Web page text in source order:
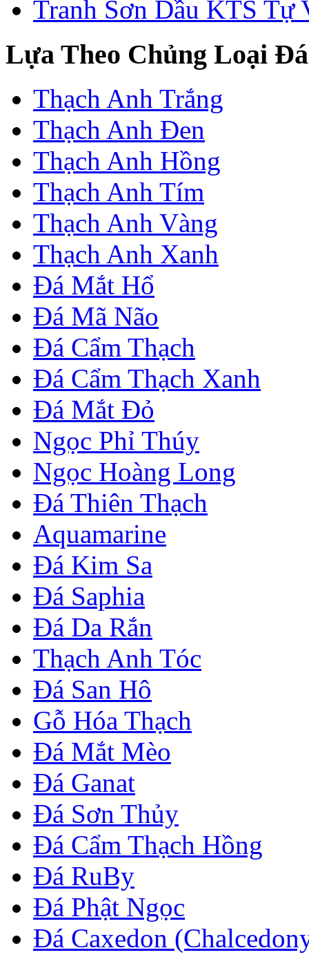
Tranh Sơn Dầu KTS Tự
Lựa Theo Chủng Loại Đá
Thạch Anh Trắng
Thạch Anh Đen
Thạch Anh Hồng
Thạch Anh Tím
Thạch Anh Vàng
Thạch Anh Xanh
Đá Mắt Hổ
Đá Mã Não
Đá Cẩm Thạch
Đá Cẩm Thạch Xanh
Đá Mắt Đỏ
Ngọc Phỉ Thúy
Ngọc Hoàng Long
Đá Thiên Thạch
Aquamarine
Đá Kim Sa
Đá Saphia
Đá Da Rắn
Thạch Anh Tóc
Đá San Hô
Gỗ Hóa Thạch
Đá Mắt Mèo
Đá Ganat
Đá Sơn Thủy
Đá Cẩm Thạch Hồng
Đá RuBy
Đá Phật Ngọc
Đá Caxedon